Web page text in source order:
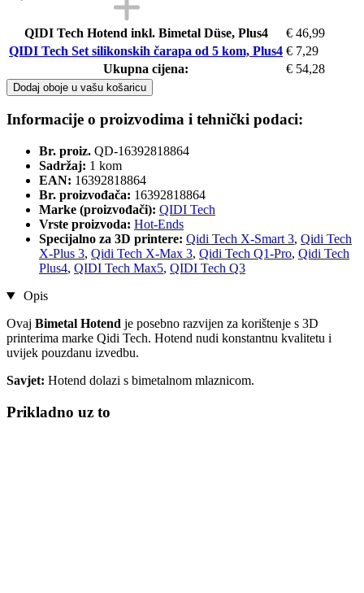
QIDI Tech Hotend inkl. Bimetal Düse, Plus4
€ 46,99
QIDI Tech Set silikonskih čarapa od 5 kom, Plus4 € 7,29
Ukupna cijena:
€ 54,28
Dodaj oboje u vašu košaricu
Informacije o proizvodima i tehnički podaci:
Br. proiz. QD-16392818864
Sadržaj: 1 kom
EAN: 16392818864
Br. proizvođača: 16392818864
Marke (proizvođači): QIDI Tech
Vrste proizvoda: Hot-Ends
Specijalno za 3D printere: Qidi Tech X-Smart 3, Qidi Tech
X-Plus 3, Qidi Tech X-Max 3, Qidi Tech Q1-Pro, Qidi Tech
Plus4, QIDI Tech Max5, QIDI Tech Q3
Opis
Ovaj Bimetal Hotend je posebno razvijen za korištenje s 3D
printerima marke Qidi Tech. Hotend nudi konstantnu kvalitetu i
uvijek pouzdanu izvedbu.
Savjet: Hotend dolazi s bimetalnom mlaznicom.
Prikladno uz to